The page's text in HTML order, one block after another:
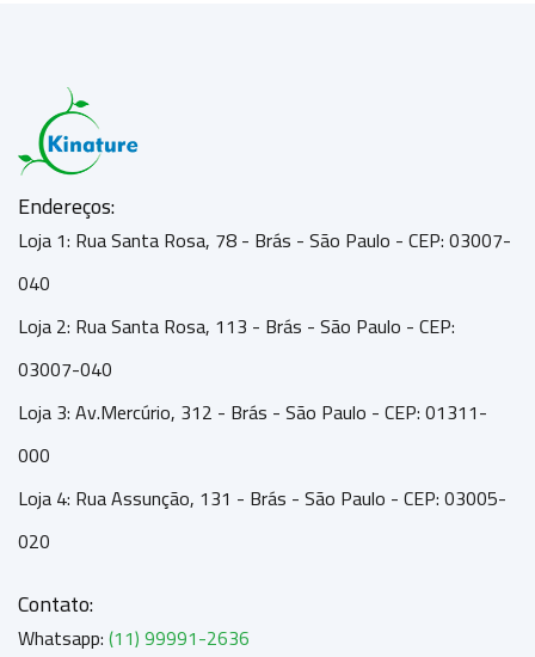
Endereços:
Loja 1: Rua Santa Rosa, 78 - Brás - São Paulo - CEP: 03007-
040
Loja 2: Rua Santa Rosa, 113 - Brás - São Paulo - CEP:
03007-040
Loja 3: Av.Mercúrio, 312 - Brás - São Paulo - CEP: 01311-
000
Loja 4: Rua Assunção, 131 - Brás - São Paulo - CEP: 03005-
020
Contato:
Whatsapp:(11) 99991-2636